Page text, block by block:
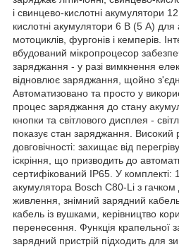
і свинцево-кислотні акумулятори
кислотні акумулятори 6 В (5 А) для
мотоциклів, фургонів і кемперів.
вбудований мікропроцесор
заряджання - у разі вимкнення
відновлює заряджання, щойно
Автоматизовано та просто у
процес заряджання до стану
кнопки та світлового дисплея -
показує стан заряджання. Високий
довговічності: захищає від
іскріння, що призводить до
сертифікований IP65. У комплекті:
акумулятора Bosch C80-Li з гачком
живлення, знімний зарядний
кабель із вушками, керівництво
перенесення. Функція крапельної
зарядний пристрій підходить для